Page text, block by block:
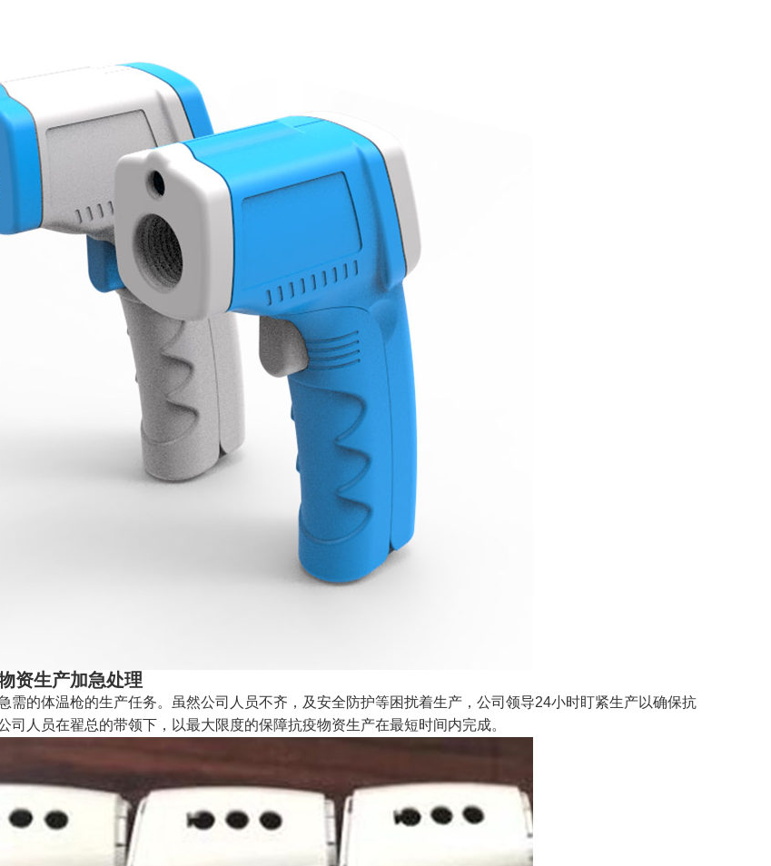
资生产加急处理
需的体温枪的生产任务。虽然公司人员不齐，及安全防护等困扰着生产，公司领导24小时盯紧生产以确保抗
司人员在翟总的带领下，以最大限度的保障抗疫物资生产在最短时间内完成。